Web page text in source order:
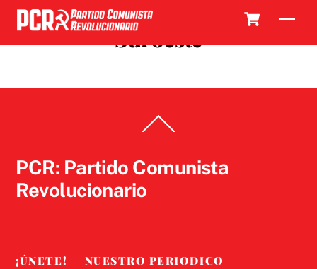
Skip
content
Suroeste
To
PCR: Partido Comunista
Revolucionario
¡ÚNETE!
NUESTRO PERIODICO